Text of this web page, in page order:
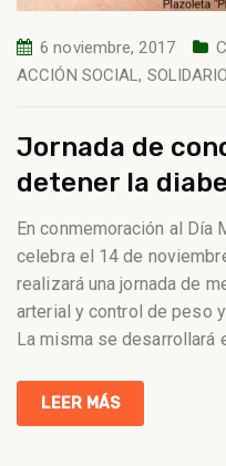
6 noviembre, 2017
ACCIÓN SOCIAL, SOLIDARIO
Jornada de
detener la
En conmemoración al Día
celebra el 14 de
realizará una jornada de
arterial y control de peso
La misma se desarrollará
LEER MÁS